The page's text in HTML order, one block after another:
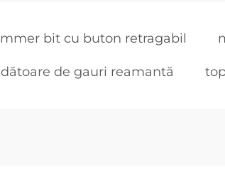
bit cu buton retragabil
de gauri reamantă